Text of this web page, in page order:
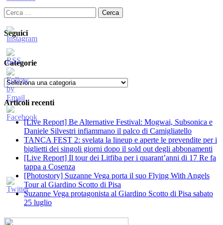
Ricerca
per:
Seguici
Categorie
Categorie
Articoli recenti
[Live Report] Be Alternative Festival: Mogwai, Subsonica e
Daniele Silvestri infiammano il palco di Camigliatello
TANCA FEST 2: svelata la lineup e aperte le prevendite per i
biglietti dei singoli giorni dopo il sold out degli abbonamenti
[Live Report] Il tour dei Litfiba per i quarant’anni di 17 Re fa
tappa a Cosenza
[Photostory] Suzanne Vega porta il suo Flying With Angels
Tour al Giardino Scotto di Pisa
Suzanne Vega protagonista al Giardino Scotto di Pisa sabato
25 luglio